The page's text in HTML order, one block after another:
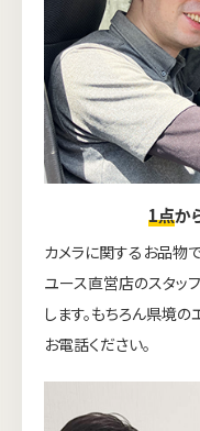
1点か
カメラに関するお品物
ユース直営店のスタッ
します。もちろん県境
お電話ください。